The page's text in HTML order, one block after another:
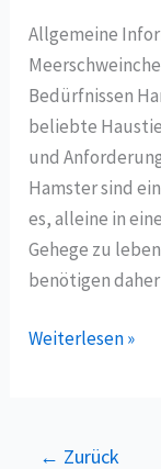
Allgemeine
Bedürfnissen
beliebte
und
Hamster sind
es, alleine in
Gehege zu
benötigen
Weiterlesen »
← Zurück